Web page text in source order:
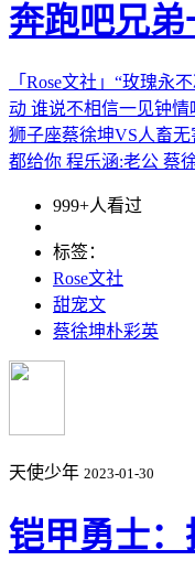
奔跑吧兄
「Rose文社」“玫瑰永
动 谁说不相信一见钟
狮子座蔡徐坤VS人畜
都给你 程乐涵:老公 蔡
999+人看过
标签：
Rose文社
甜宠文
蔡徐坤朴彩英
天使少年 2023-01-30
铠甲勇士